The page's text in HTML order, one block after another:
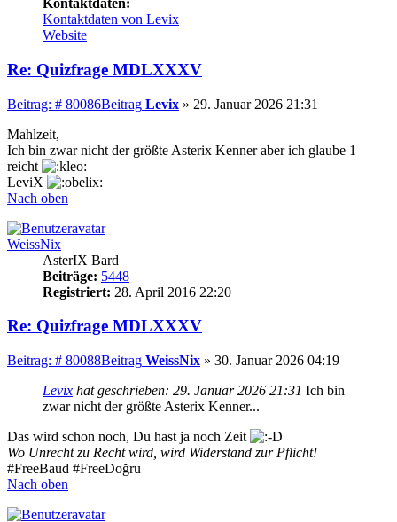
Kontaktdaten:
Kontaktdaten von Levix
Website
Re: Quizfrage MDLXXXV
Beitrag: # 80086Beitrag Levix » 29. Januar 2026 21:31
Mahlzeit,
Ich bin zwar nicht der größte Asterix Kenner aber ich glaube 1
reicht
LeviX
Nach oben
WeissNix
AsterIX Bard
Beiträge: 5448
Registriert: 28. April 2016 22:20
Re: Quizfrage MDLXXXV
Beitrag: # 80088Beitrag WeissNix » 30. Januar 2026 04:19
Levix hat geschrieben: 29. Januar 2026 21:31 Ich bin
zwar nicht der größte Asterix Kenner...
Das wird schon noch, Du hast ja noch Zeit
Wo Unrecht zu Recht wird, wird Widerstand zur Pflicht!
#FreeBaud #FreeDoğru
Nach oben